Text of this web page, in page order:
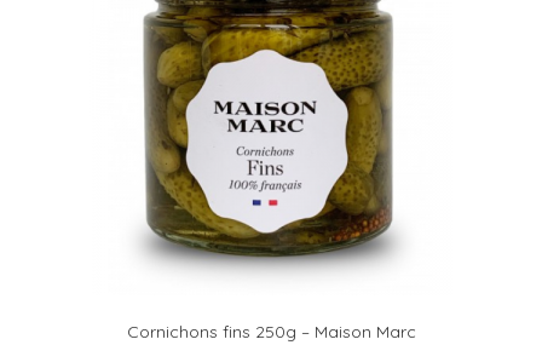
Cornichons fins 250g – Maison Marc